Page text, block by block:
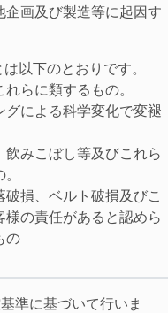
画及び製造等に起因す
以下のとおりです。
らに類するもの。
による科学変化で変褪
みこぼし等及びこれら
損、ベルト破損及びこ
の責任があると認めら
の
準に基づいて行いま